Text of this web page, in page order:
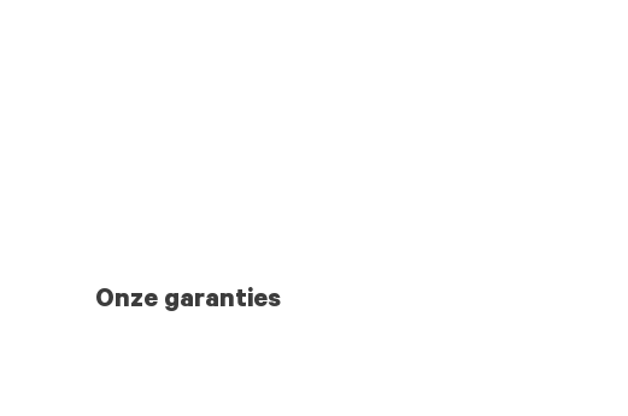
Onze garanties